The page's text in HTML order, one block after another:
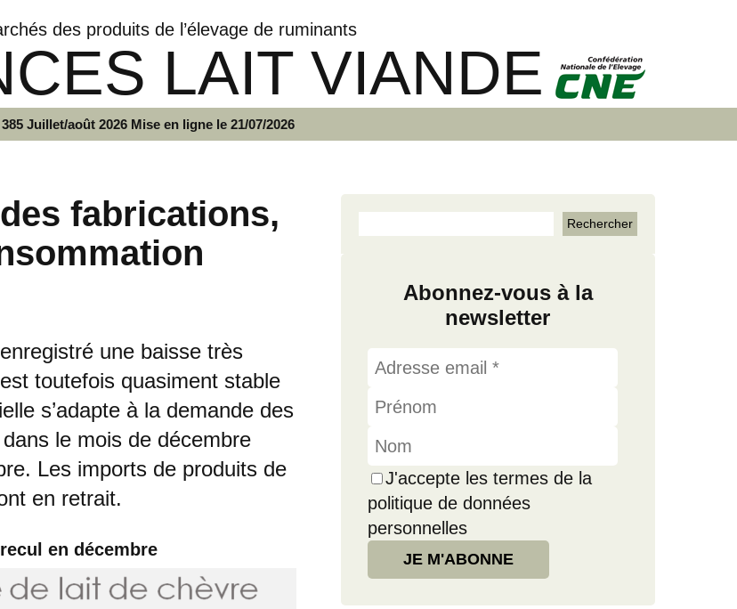
des produits de l’élevage de ruminants
LAIT VIANDE
385 Juillet/août 2026 Mise en ligne le 21/07/2026
fabrications,
une baisse très
toutefois quasiment stable
s’adapte à la demande des
le mois de décembre
Les imports de produits de
en retrait.
en décembre
Abonnez-vous à la
newsletter
J'accepte les termes de la
politique de données
personnelles